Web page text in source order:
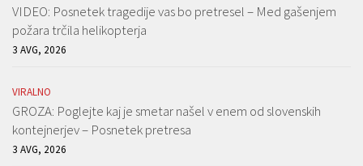
VIDEO: Posnetek tragedije vas bo pretresel – Med gašenjem
požara trčila helikopterja
3 AVG, 2026
VIRALNO
GROZA: Poglejte kaj je smetar našel v enem od slovenskih
kontejnerjev – Posnetek pretresa
3 AVG, 2026